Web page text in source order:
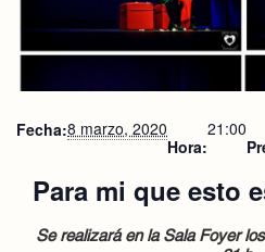
Fecha:8 marzo, 2020
Hora:
21:00
Para mi que esto
Se realizará en la Sala Foyer